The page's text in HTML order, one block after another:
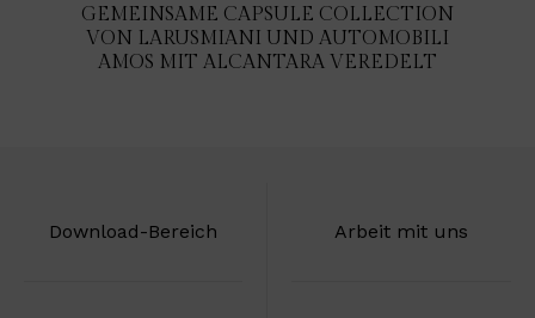
GEMEINSAME CAPSULE COLLECTION
VON LARUSMIANI UND AUTOMOBILI
AMOS MIT ALCANTARA VEREDELT
Download-Bereich Arbeit mit uns